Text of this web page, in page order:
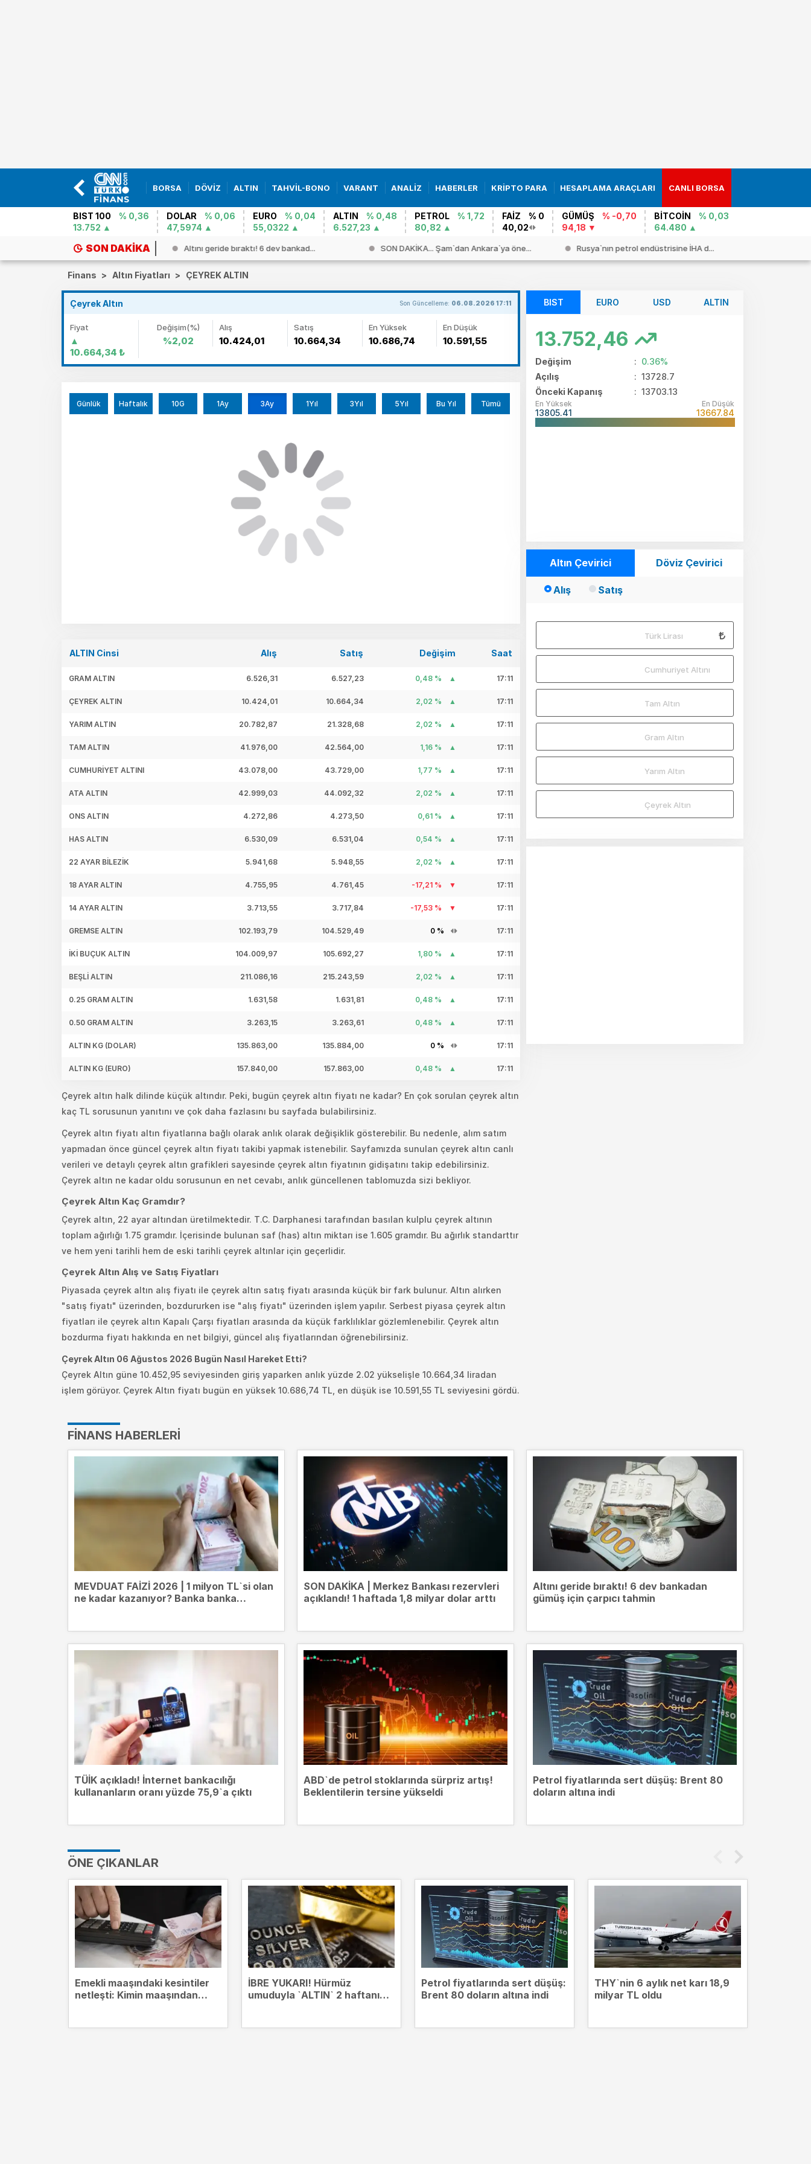
BORSA DÖVİZ ALTIN TAHVİL-BONO VARANT ANALİZ HABERLER KRİPTO PARA HESAPLAMA ARAÇLARI CANLI BORSA
BIST 100
% 0,36
13.752
DOLAR
% 0,06
47,5974
EURO
% 0,04
55,0322
ALTIN
% 0,48
6.527,23
PETROL
% 1,72
80,82
FAİZ
% 0
40,02
GÜMÜŞ
% -0,70
94,18
BİTCOİN
% 0,03
64.480
SON DAKIKA
kritik güç mücadelesi... Altını geride bıraktı! 6 dev bankad... SON DAKİKA... Şam`dan Ankara`ya öne... Rusya`nın petrol endüstrisine İHA d...
Finans > Altın Fiyatları > ÇEYREK ALTIN
Çeyrek Altın Son Güncelleme: 06.08.2026 17:11
Fiyat
10.664,34 ₺
Değişim(%)
%2,02
Alış
10.424,01
Satış
10.664,34
En Yüksek
10.686,74
En Düşük
10.591,55
Günlük Haftalık 10G 1Ay 3Ay 1Yıl 3Yıl 5Yıl Bu Yıl Tümü
ALTIN Cinsi Alış Satış Değişim Saat
GRAM ALTIN 6.526,31 6.527,23 0,48 % 17:11
ÇEYREK ALTIN 10.424,01 10.664,34 2,02 % 17:11
YARIM ALTIN 20.782,87 21.328,68 2,02 % 17:11
TAM ALTIN 41.976,00 42.564,00 1,16 % 17:11
CUMHURİYET ALTINI 43.078,00 43.729,00 1,77 % 17:11
ATA ALTIN 42.999,03 44.092,32 2,02 % 17:11
ONS ALTIN 4.272,86 4.273,50 0,61 % 17:11
HAS ALTIN 6.530,09 6.531,04 0,54 % 17:11
22 AYAR BİLEZİK 5.941,68 5.948,55 2,02 % 17:11
18 AYAR ALTIN 4.755,95 4.761,45 -17,21 % 17:11
14 AYAR ALTIN 3.713,55 3.717,84 -17,53 % 17:11
GREMSE ALTIN 102.193,79 104.529,49 0 % 17:11
İKİ BUÇUK ALTIN 104.009,97 105.692,27 1,80 % 17:11
BEŞLİ ALTIN 211.086,16 215.243,59 2,02 % 17:11
0.25 GRAM ALTIN 1.631,58 1.631,81 0,48 % 17:11
0.50 GRAM ALTIN 3.263,15 3.263,61 0,48 % 17:11
ALTIN KG (DOLAR) 135.863,00 135.884,00 0 % 17:11
ALTIN KG (EURO) 157.840,00 157.863,00 0,48 % 17:11
Çeyrek altın halk dilinde küçük altındır. Peki, bugün çeyrek altın fiyatı ne kadar? En çok sorulan çeyrek altın
kaç TL sorusunun yanıtını ve çok daha fazlasını bu sayfada bulabilirsiniz.
Çeyrek altın fiyatı altın fiyatlarına bağlı olarak anlık olarak değişiklik gösterebilir. Bu nedenle, alım satım
yapmadan önce güncel çeyrek altın fiyatı takibi yapmak istenebilir. Sayfamızda sunulan çeyrek altın canlı
verileri ve detaylı çeyrek altın grafikleri sayesinde çeyrek altın fiyatının gidişatını takip edebilirsiniz.
Çeyrek altın ne kadar oldu sorusunun en net cevabı, anlık güncellenen tablomuzda sizi bekliyor.
Çeyrek Altın Kaç Gramdır?
Çeyrek altın, 22 ayar altından üretilmektedir. T.C. Darphanesi tarafından basılan kulplu çeyrek altının
toplam ağırlığı 1.75 gramdır. İçerisinde bulunan saf (has) altın miktarı ise 1.605 gramdır. Bu ağırlık standarttır
ve hem yeni tarihli hem de eski tarihli çeyrek altınlar için geçerlidir.
Çeyrek Altın Alış ve Satış Fiyatları
Piyasada çeyrek altın alış fiyatı ile çeyrek altın satış fiyatı arasında küçük bir fark bulunur. Altın alırken
"satış fiyatı" üzerinden, bozdururken ise "alış fiyatı" üzerinden işlem yapılır. Serbest piyasa çeyrek altın
fiyatları ile çeyrek altın Kapalı Çarşı fiyatları arasında da küçük farklılıklar gözlemlenebilir. Çeyrek altın
bozdurma fiyatı hakkında en net bilgiyi, güncel alış fiyatlarından öğrenebilirsiniz.
Çeyrek Altın 06 Ağustos 2026 Bugün Nasıl Hareket Etti?
Çeyrek Altın güne 10.452,95 seviyesinden giriş yaparken anlık yüzde 2.02 yükselişle 10.664,34 liradan
işlem görüyor. Çeyrek Altın fiyatı bugün en yüksek 10.686,74 TL, en düşük ise 10.591,55 TL seviyesini gördü.
BIST EURO USD ALTIN
13.752,46
Değişim : 0.36%
Açılış
: 13728.7
Önceki Kapanış
: 13703.13
En Yüksek
13805.41
En Düşük
13667.84
Altın Çevirici Döviz Çevirici
Alış Satış
Türk Lirası
Cumhuriyet Altını
Tam Altın
Gram Altın
Yarım Altın
Çeyrek Altın
FINANS HABERLERI
MEVDUAT FAİZİ 2026 | 1 milyon TL`si olan
ne kadar kazanıyor? Banka banka
SON DAKİKA | Merkez Bankası rezervleri
açıklandı! 1 haftada 1,8 milyar dolar arttı
Altını geride bıraktı! 6 dev bankadan
gümüş için çarpıcı tahmin
TÜİK açıkladı! İnternet bankacılığı
kullananların oranı yüzde 75,9`a çıktı
ABD`de petrol stoklarında sürpriz artış!
Beklentilerin tersine yükseldi
Petrol fiyatlarında sert düşüş: Brent 80
doların altına indi
ÖNE ÇIKANLAR
Emekli maaşındaki kesintiler
netleşti: Kimin maaşından
İBRE YUKARI! Hürmüz
umuduyla `ALTIN` 2 haftanın
Petrol fiyatlarında sert düşüş:
Brent 80 doların altına indi
THY`nin 6 aylık net karı 18,9
milyar TL oldu